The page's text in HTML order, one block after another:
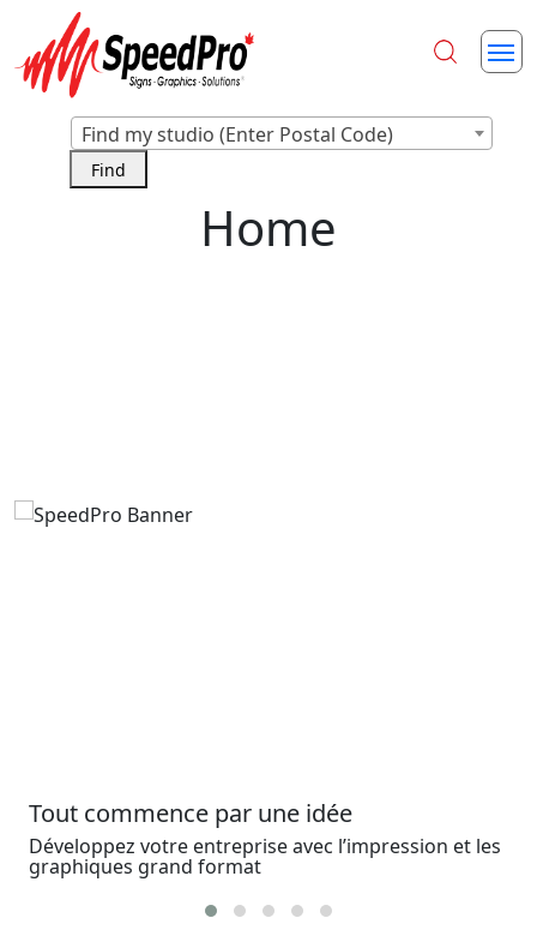
Find my studio (Enter Postal Code)
Home
Tout commence par une idée
Développez votre entreprise avec l’impression et les
graphiques grand format